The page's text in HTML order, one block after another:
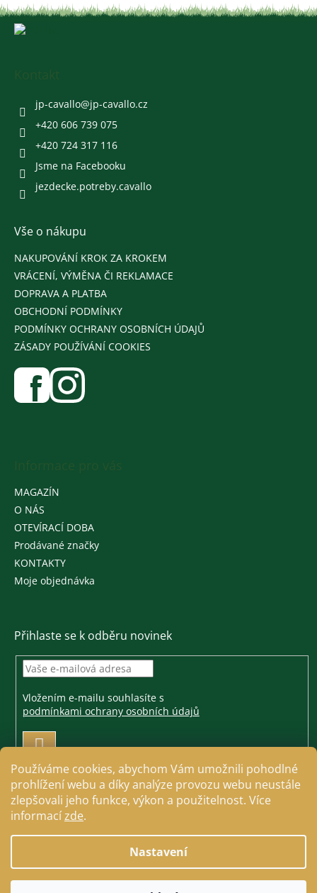
Používáme cookies, abychom Vám umožnili pohodlné
prohlížení webu a díky analýze provozu webu neustále
zlepšovali jeho funkce, výkon a použitelnost. Více
informacízde.
Nastavení
jp-cavallo@jp-cavallo.cz
+420 606 739 075
+420 724 317 116
Jsme na Facebooku
jezdecke.potreby.cavallo
Vše o nákupu
NAKUPOVÁNÍ KROK ZA KROKEM
VRÁCENÍ, VÝMĚNA ČI REKLAMACE
DOPRAVA A PLATBA
OBCHODNÍ PODMÍNKY
PODMÍNKY OCHRANY OSOBNÍCH ÚDAJŮ
ZÁSADY POUŽÍVÁNÍ COOKIES
MAGAZÍN
O NÁS
OTEVÍRACÍ DOBA
Prodávané značky
KONTAKTY
Moje objednávka
Přihlaste se k odběru novinek
Vložením e-mailu souhlasíte s
podmínkami ochrany osobních údajů
PŘIHLÁSIT
Copyright 2026Jezdecké a farmářské potřeby Cavallo.